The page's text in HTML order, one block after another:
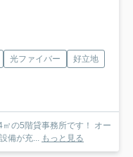
光ファイバー
好立地
の5階貸事務所です！ オー
備が充... もっと見る